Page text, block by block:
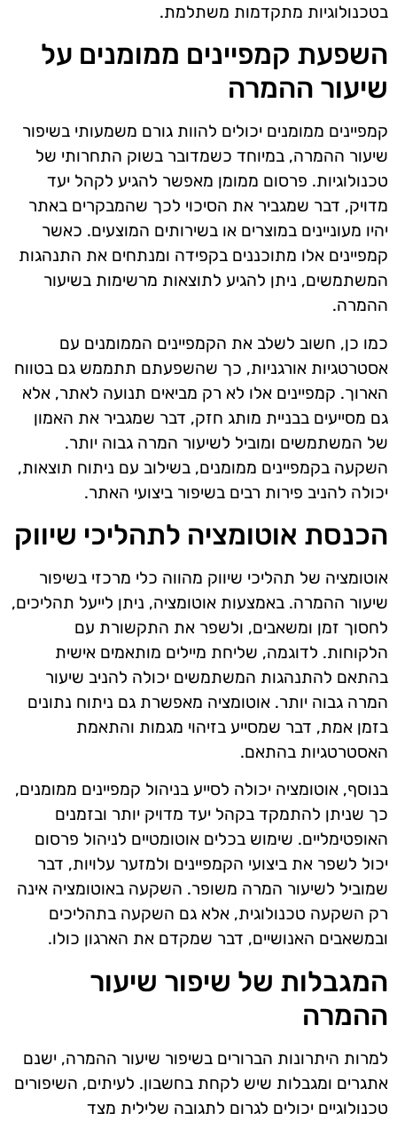
בטכנולוגיות מתקדמות משתלמת.
השפעת קמפיינים ממומנים על
שיעור ההמרה
קמפיינים ממומנים יכולים להוות גורם משמעותי בשיפור
שיעור ההמרה, במיוחד כשמדובר בשוק התחרותי של
טכנולוגיות. פרסום ממומן מאפשר להגיע לקהל יעד
מדויק, דבר שמגביר את הסיכוי לכך שהמבקרים באתר
יהיו מעוניינים במוצרים או בשירותים המוצעים. כאשר
קמפיינים אלו מתוכננים בקפידה ומנתחים את התנהגות
המשתמשים, ניתן להגיע לתוצאות מרשימות בשיעור
ההמרה.
כמו כן, חשוב לשלב את הקמפיינים הממומנים עם
אסטרטגיות אורגניות, כך שהשפעתם תתממש גם בטווח
הארוך. קמפיינים אלו לא רק מביאים תנועה לאתר, אלא
גם מסייעים בבניית מותג חזק, דבר שמגביר את האמון
של המשתמשים ומוביל לשיעור המרה גבוה יותר.
השקעה בקמפיינים ממומנים, בשילוב עם ניתוח תוצאות,
יכולה להניב פירות רבים בשיפור ביצועי האתר.
הכנסת אוטומציה לתהליכי שיווק
אוטומציה של תהליכי שיווק מהווה כלי מרכזי בשיפור
שיעור ההמרה. באמצעות אוטומציה, ניתן לייעל תהליכים,
לחסוך זמן ומשאבים, ולשפר את התקשורת עם
הלקוחות. לדוגמה, שליחת מיילים מותאמים אישית
בהתאם להתנהגות המשתמשים יכולה להניב שיעור
המרה גבוה יותר. אוטומציה מאפשרת גם ניתוח נתונים
בזמן אמת, דבר שמסייע בזיהוי מגמות והתאמת
האסטרטגיות בהתאם.
בנוסף, אוטומציה יכולה לסייע בניהול קמפיינים ממומנים,
כך שניתן להתמקד בקהל יעד מדויק יותר ובזמנים
האופטימליים. שימוש בכלים אוטומטיים לניהול פרסום
יכול לשפר את ביצועי הקמפיינים ולמזער עלויות, דבר
שמוביל לשיעור המרה משופר. השקעה באוטומציה אינה
רק השקעה טכנולוגית, אלא גם השקעה בתהליכים
ובמשאבים האנושיים, דבר שמקדם את הארגון כולו.
המגבלות של שיפור שיעור
ההמרה
למרות היתרונות הברורים בשיפור שיעור ההמרה, ישנם
אתגרים ומגבלות שיש לקחת בחשבון. לעיתים, השיפורים
טכנולוגיים יכולים לגרום לתגובה שלילית מצד